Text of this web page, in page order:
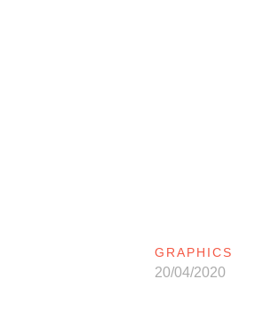
GRAPHICS
20/04/2020